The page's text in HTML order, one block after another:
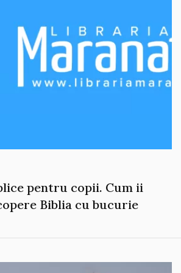
pentru copii. Cum ii
Biblia cu bucurie